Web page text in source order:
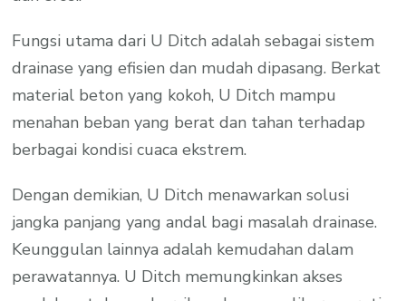
Fungsi utama dari U Ditch adalah sebagai sistem
drainase yang efisien dan mudah dipasang. Berkat
material beton yang kokoh, U Ditch mampu
menahan beban yang berat dan tahan terhadap
berbagai kondisi cuaca ekstrem.
Dengan demikian, U Ditch menawarkan solusi
jangka panjang yang andal bagi masalah drainase.
Keunggulan lainnya adalah kemudahan dalam
perawatannya. U Ditch memungkinkan akses